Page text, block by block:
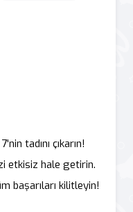
tadını çıkarın!
etkisiz hale getirin.
başarıları kilitleyin!